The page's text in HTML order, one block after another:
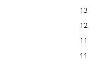
13
12
11
11